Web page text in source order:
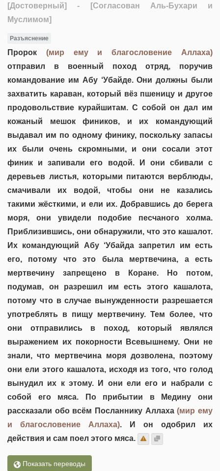
[Достоверный]
- [Согласован Аль-Бухари и
Муслимом]
Разъяснение
Пророк (мир ему и благословение Аллаха)
отправил в военный поход отряд, поручив
командование им Абу ‘Убайде. Они должны были
захватить караван, который вёз пшеницу и другое
продовольствие курайшитам. С собой он дал им
кожаный мешок фиников, и их командующий
выдавал им по одному финику, поскольку запасы
их были очень скромными, и они сосали этот
финик и запивали его водой. И они сбивали с
деревьев листья, которыми питаются верблюды,
смачивали их водой, чтобы они не казались
такими жёсткими, и ели их. Добравшись до берега
моря, они увидели подобие песчаного холма.
Приблизившись, они обнаружили, что это кашалот.
Их командующий Абу ‘Убайда запретил им есть
его, потому что это была мертвечина, а есть
мертвечину запрещено в Коране. Но потом,
подумав, он разрешил им есть этого кашалота,
потому что в случае вынужденности разрешается
употреблять в пищу мертвечину. Тем более, что
они отправились в поход, который являлся
выражением их покорности Всевышнему. Они не
знали, что мертвечина моря дозволена, поэтому
они ели этого кашалота, исходя из того, что голод
вынудил их к этому. И они ели его и набрали с
собой его мяса. По прибытии в Медину они
рассказали обо всём Посланнику Аллаха(мир ему
и благословение Аллаха). И он одобрил их
действия и сам поел этого мяса.
Показать переводы